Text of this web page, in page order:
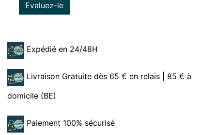
Evaluez-le
Expédié en 24/48H
Livraison Gratuite dès 65 € en relais | 85 € à
domicile (BE)
Paiement 100% sécurisé